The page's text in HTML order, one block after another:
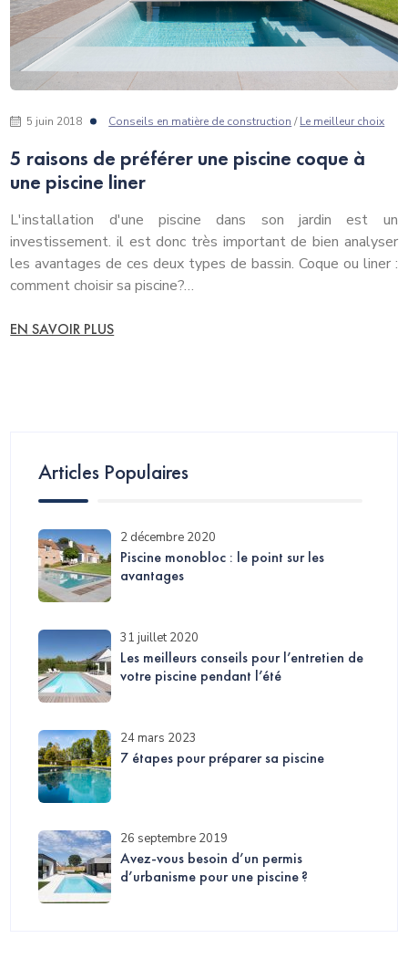
5 juin 2018 Conseils en matière de construction /Le meilleur choix
5 raisons de préférer une piscine coque à
une piscine liner
L'installation d'une piscine dans son jardin est un
investissement. il est donc très important de bien analyser
les avantages de ces deux types de bassin. Coque ou liner :
comment choisir sa piscine?…
EN SAVOIR PLUS
Articles Populaires
2 décembre 2020
Piscine monobloc : le point sur les
avantages
31 juillet 2020
Les meilleurs conseils pour l’entretien de
votre piscine pendant l’été
24 mars 2023
7 étapes pour préparer sa piscine
26 septembre 2019
Avez-vous besoin d’un permis
d’urbanisme pour une piscine ?